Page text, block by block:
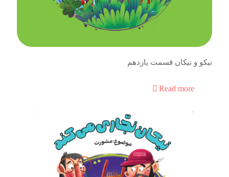
نیکو و نیکان قسمت یازدهم
Read more